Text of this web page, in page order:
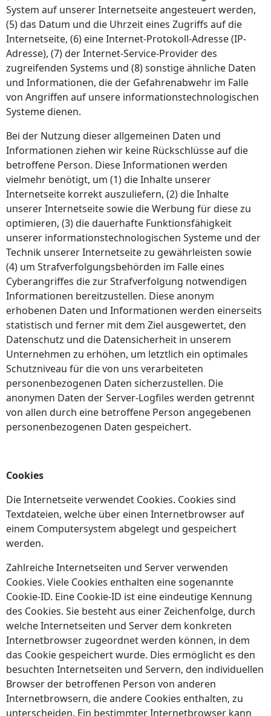
System auf unserer Internetseite angesteuert werden,
(5) das Datum und die Uhrzeit eines Zugriffs auf die
Internetseite, (6) eine Internet-Protokoll-Adresse (IP-
Adresse), (7) der Internet-Service-Provider des
zugreifenden Systems und (8) sonstige ähnliche Daten
und Informationen, die der Gefahrenabwehr im Falle
von Angriffen auf unsere informationstechnologischen
Systeme dienen.
Bei der Nutzung dieser allgemeinen Daten und
Informationen ziehen wir keine Rückschlüsse auf die
betroffene Person. Diese Informationen werden
vielmehr benötigt, um (1) die Inhalte unserer
Internetseite korrekt auszuliefern, (2) die Inhalte
unserer Internetseite sowie die Werbung für diese zu
optimieren, (3) die dauerhafte Funktionsfähigkeit
unserer informationstechnologischen Systeme und der
Technik unserer Internetseite zu gewährleisten sowie
(4) um Strafverfolgungsbehörden im Falle eines
Cyberangriffes die zur Strafverfolgung notwendigen
Informationen bereitzustellen. Diese anonym
erhobenen Daten und Informationen werden einerseits
statistisch und ferner mit dem Ziel ausgewertet, den
Datenschutz und die Datensicherheit in unserem
Unternehmen zu erhöhen, um letztlich ein optimales
Schutzniveau für die von uns verarbeiteten
personenbezogenen Daten sicherzustellen. Die
anonymen Daten der Server-Logfiles werden getrennt
von allen durch eine betroffene Person angegebenen
personenbezogenen Daten gespeichert.
Cookies
Die Internetseite verwendet Cookies. Cookies sind
Textdateien, welche über einen Internetbrowser auf
einem Computersystem abgelegt und gespeichert
werden.
Zahlreiche Internetseiten und Server verwenden
Cookies. Viele Cookies enthalten eine sogenannte
Cookie-ID. Eine Cookie-ID ist eine eindeutige Kennung
des Cookies. Sie besteht aus einer Zeichenfolge, durch
welche Internetseiten und Server dem konkreten
Internetbrowser zugeordnet werden können, in dem
das Cookie gespeichert wurde. Dies ermöglicht es den
besuchten Internetseiten und Servern, den individuellen
Browser der betroffenen Person von anderen
Internetbrowsern, die andere Cookies enthalten, zu
unterscheiden. Ein bestimmter Internetbrowser kann